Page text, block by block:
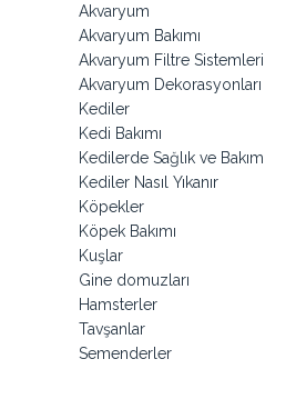
Akvaryum
Akvaryum Bakımı
Akvaryum Filtre Sistemleri
Akvaryum Dekorasyonları
Kediler
Kedi Bakımı
Kedilerde Sağlık ve Bakım
Kediler Nasıl Yıkanır
Köpekler
Köpek Bakımı
Kuşlar
Gine domuzları
Hamsterler
Tavşanlar
Semenderler